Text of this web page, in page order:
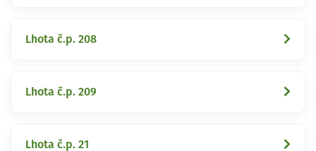
Lhota č.p. 208
Lhota č.p. 209
Lhota č.p. 21